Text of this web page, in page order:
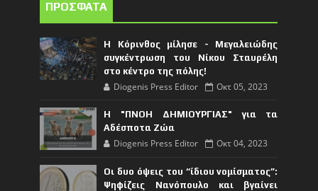
ΠΡΟΣΦΑΤΑ
Η Κόρινθος μίλησε - Μεγαλειώδης
συγκέντρωση του Νίκου Σταυρέλη
στο κέντρο της πόλης!
Diogenis Press Editor Οκτ 05, 2023
Η "ΠΝΟΗ ΔΗΜΙΟΥΡΓΙΑΣ" για τα
Αδέσποτα Ζώα
Diogenis Press Editor Οκτ 04, 2023
Οι δυο όψεις του “ίδιου νομίσματος”:
Ψηφίζεις Νανόπουλο και βγαίνει